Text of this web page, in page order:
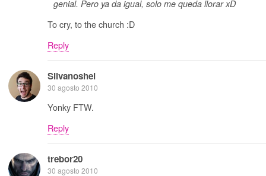
genial. Pero ya da igual, solo me queda llorar xD
To cry, to the church :D
Reply
Silvanoshei
30 agosto 2010
Yonky FTW.
Reply
trebor20
30 agosto 2010